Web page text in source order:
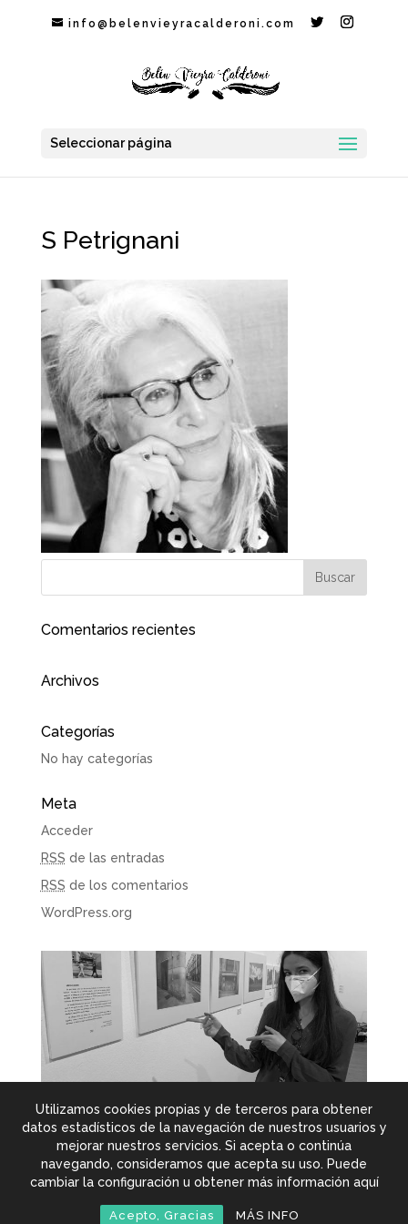
Utilizamos cookies propias y de terceros para obtener
datos estadísticos de la navegación de nuestros usuarios y
mejorar nuestros servicios. Si acepta o continúa
navegando, consideramos que acepta su uso. Puede
cambiar la configuración u obtener más información aquí
Acepto, Gracias MÁS INFO
info@belenvieyracalderoni.com
Seleccionar página
S Petrignani
Comentarios recientes
Archivos
Categorías
No hay categorías
Meta
Acceder
RSS de las entradas
RSS de los comentarios
WordPress.org
© Copyright 2025 Belén Vieyra Calderoni- Todos los
Diseño: Tremolacha